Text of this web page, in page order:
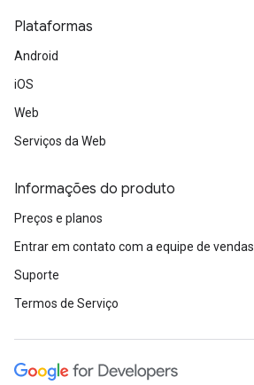
Plataformas
Android
iOS
Web
Serviços da Web
Informações do produto
Preços e planos
Entrar em contato com a equipe de vendas
Suporte
Termos de Serviço